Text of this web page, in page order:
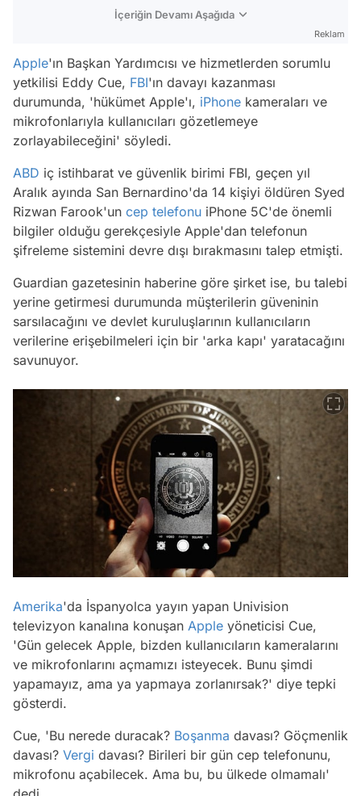
İçeriğin Devamı Aşağıda
Reklam
Apple'ın Başkan Yardımcısı ve hizmetlerden sorumlu
yetkilisi Eddy Cue, FBI'ın davayı kazanması
durumunda, 'hükümet Apple'ı, iPhone kameraları ve
mikrofonlarıyla kullanıcıları gözetlemeye
zorlayabileceğini' söyledi.
ABD iç istihbarat ve güvenlik birimi FBI, geçen yıl
Aralık ayında San Bernardino'da 14 kişiyi öldüren Syed
Rizwan Farook'un cep telefonu iPhone 5C'de önemli
bilgiler olduğu gerekçesiyle Apple'dan telefonun
şifreleme sistemini devre dışı bırakmasını talep etmişti.
Guardian gazetesinin haberine göre şirket ise, bu talebi
yerine getirmesi durumunda müşterilerin güveninin
sarsılacağını ve devlet kuruluşlarının kullanıcıların
verilerine erişebilmeleri için bir 'arka kapı' yaratacağını
savunuyor.
Amerika'da İspanyolca yayın yapan Univision
televizyon kanalına konuşan Apple yöneticisi Cue,
'Gün gelecek Apple, bizden kullanıcıların kameralarını
ve mikrofonlarını açmamızı isteyecek. Bunu şimdi
yapamayız, ama ya yapmaya zorlanırsak?' diye tepki
gösterdi.
Cue, 'Bu nerede duracak? Boşanma davası? Göçmenlik
davası? Vergi davası? Birileri bir gün cep telefonunu,
mikrofonu açabilecek. Ama bu, bu ülkede olmamalı'